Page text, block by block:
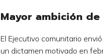
Mayor ambición
El Ejecutivo comunitario
un dictamen motivado en